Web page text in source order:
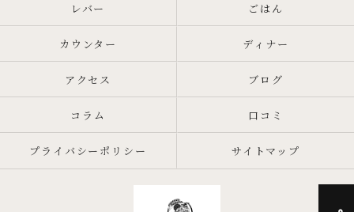
レバー ごはん
カウンター ディナー
アクセス ブログ
コラム 口コミ
プライバシーポリシー サイトマップ